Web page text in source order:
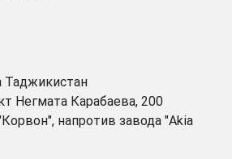
Таджикистан
Негмата Карабаева, 200
напротив завода "Akia